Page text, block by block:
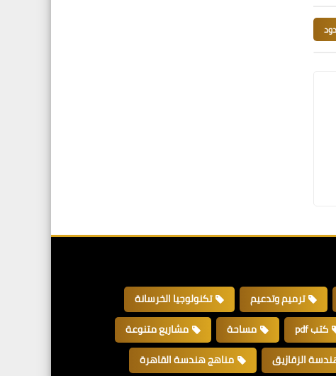
ترميم وتدعيم
تكنولوجيا الخرسانة
كتب pdf مساحة
مشاريع متنوعة
الزقازيق مناهج هندسة القاهرة